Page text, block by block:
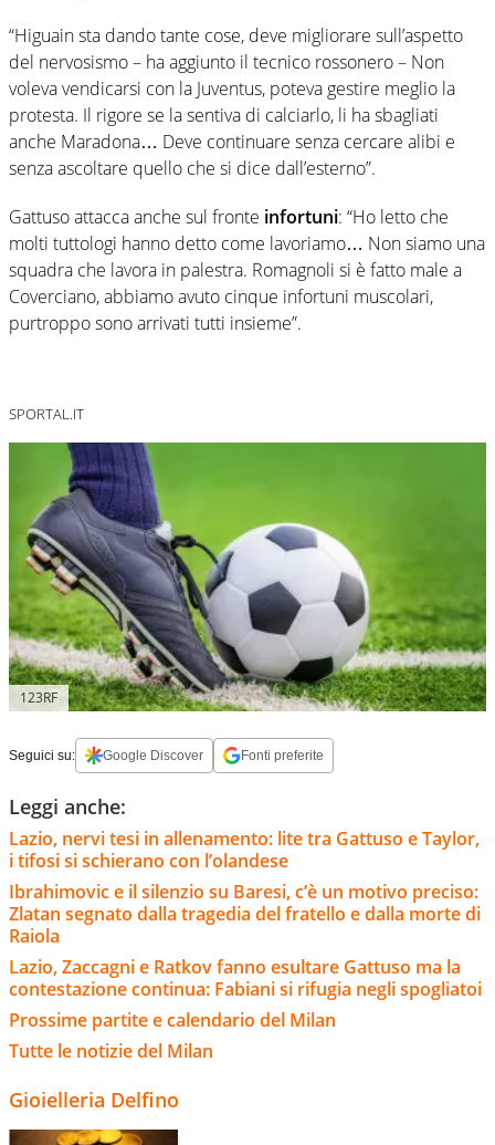
“Higuain sta dando tante cose, deve migliorare sull’aspetto
del nervosismo – ha aggiunto il tecnico rossonero – Non
voleva vendicarsi con la Juventus, poteva gestire meglio la
protesta. Il rigore se la sentiva di calciarlo, li ha sbagliati
anche Maradona… Deve continuare senza cercare alibi e
senza ascoltare quello che si dice dall’esterno”.
Gattuso attacca anche sul fronte infortuni: “Ho letto che
molti tuttologi hanno detto come lavoriamo… Non siamo una
squadra che lavora in palestra. Romagnoli si è fatto male a
Coverciano, abbiamo avuto cinque infortuni muscolari,
purtroppo sono arrivati tutti insieme”.
SPORTAL.IT
123RF
Seguici su: Google Discover Fonti preferite
Leggi anche:
Lazio, nervi tesi in allenamento: lite tra Gattuso e Taylor,
i tifosi si schierano con l’olandese
Ibrahimovic e il silenzio su Baresi, c’è un motivo preciso:
Zlatan segnato dalla tragedia del fratello e dalla morte di
Raiola
Lazio, Zaccagni e Ratkov fanno esultare Gattuso ma la
contestazione continua: Fabiani si rifugia negli spogliatoi
Prossime partite e calendario del Milan
Tutte le notizie del Milan
Gioielleria Delfino